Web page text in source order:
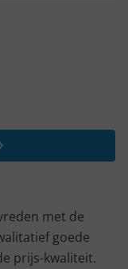
met de
goede
prijs-kwaliteit.